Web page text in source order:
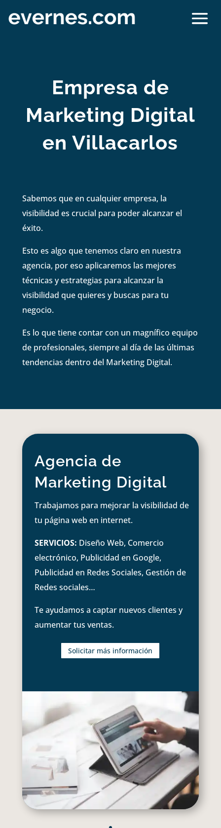
Empresa de
Marketing Digital
en Villacarlos
Sabemos que en cualquier empresa, la
visibilidad es crucial para poder alcanzar el
éxito.
Esto es algo que tenemos claro en nuestra
agencia, por eso aplicaremos las mejores
técnicas y estrategias para alcanzar la
visibilidad que quieres y buscas para tu
negocio.
Es lo que tiene contar con un magnífico equipo
de profesionales, siempre al día de las últimas
tendencias dentro del Marketing Digital.
Agencia de
Marketing Digital
Trabajamos para mejorar la visibilidad de
tu página web en internet.
SERVICIOS: Diseño Web, Comercio
electrónico, Publicidad en Google,
Publicidad en Redes Sociales, Gestión de
Redes sociales…
Te ayudamos a captar nuevos clientes y
aumentar tus ventas.
Solicitar más información